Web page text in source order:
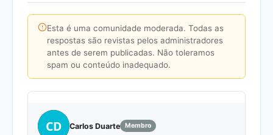
Esta é uma comunidade moderada. Todas as
respostas são revistas pelos administradores
antes de serem publicadas. Não toleramos
spam ou conteúdo inadequado.
CD Carlos Duarte Membro